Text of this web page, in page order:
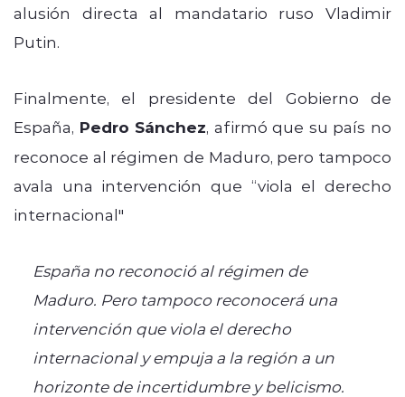
alusión directa al mandatario ruso Vladimir
Putin.
Finalmente, el presidente del Gobierno de
España, Pedro Sánchez, afirmó que su país no
reconoce al régimen de Maduro, pero tampoco
avala una intervención que “viola el derecho
internacional"
España no reconoció al régimen de
Maduro. Pero tampoco reconocerá una
intervención que viola el derecho
internacional y empuja a la región a un
horizonte de incertidumbre y belicismo.